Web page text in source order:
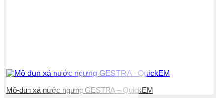
Mô-đun xả nước ngưng GESTRA – QuickEM